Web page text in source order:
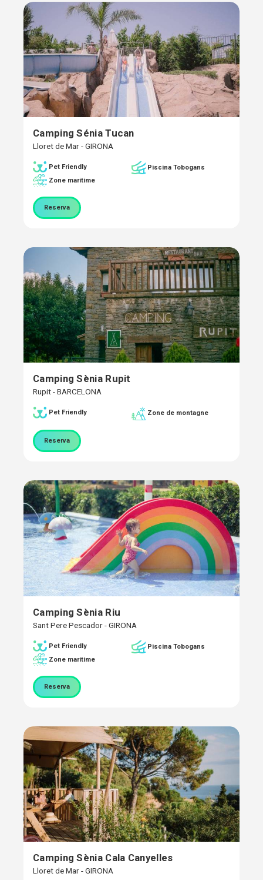
Camping Sénia Tucan
Lloret de Mar - GIRONA
Pet Friendly
Piscina Tobogans
Zone maritime
Reserva
Camping Sènia Rupit
Rupit - BARCELONA
Pet Friendly Zone de montagne
Reserva
Camping Sènia Riu
Sant Pere Pescador - GIRONA
Pet Friendly
Piscina Tobogans
Zone maritime
Reserva
Camping Sènia Cala Canyelles
Lloret de Mar - GIRONA